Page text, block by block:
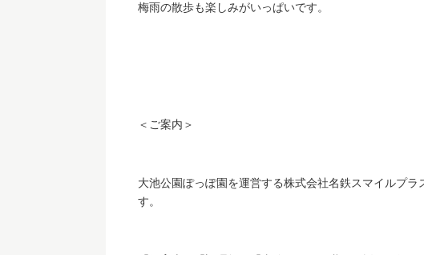
梅雨の散歩も楽しみがいっぱいです。
＜ご案内＞
大池公園ぽっぽ園を運営する株式会社名鉄スマイルプ
す。